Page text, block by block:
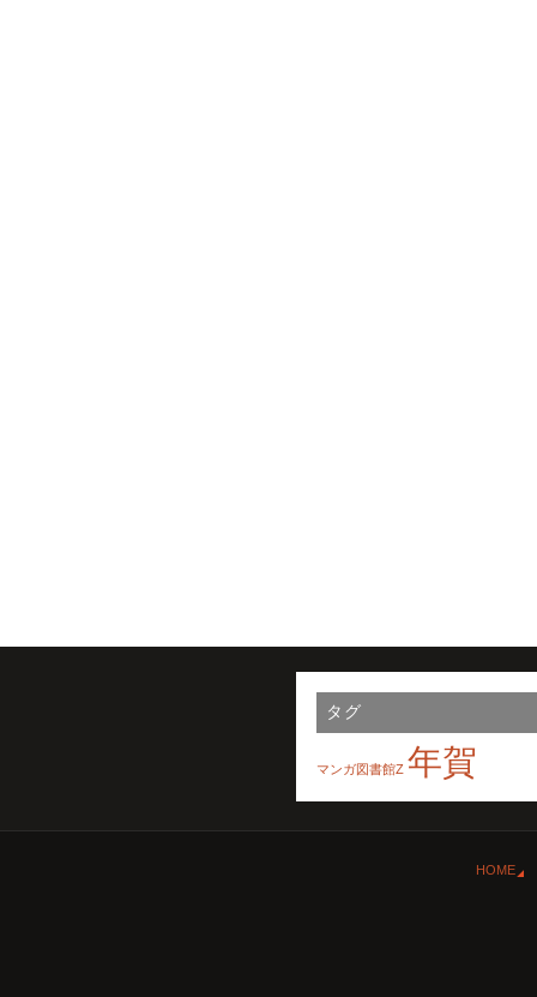
タグ
マンガ図書館Z 年賀
HOME